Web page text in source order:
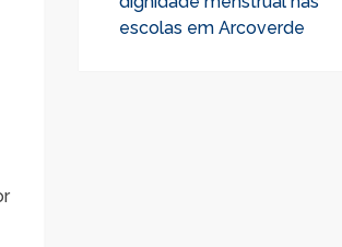
escolas em Arcoverde